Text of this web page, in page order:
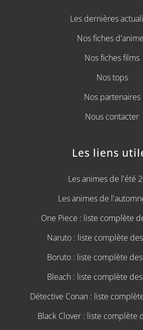
Les dernières
Nos fiches
Nos fiches films
Nos tops
Nos partenaires
Nous contacter
Les liens
Les animes de l'été
Les animes de
One Piece : liste complète
Naruto : liste complète
Boruto : liste complète
Bleach : liste complète
Détective Conan : liste
Black Clover : liste complète